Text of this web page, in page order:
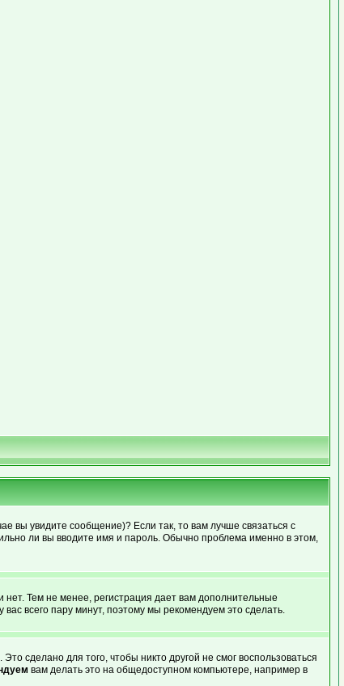
вы увидите сообщение)? Если так, то вам лучше связаться с
ли вы вводите имя и пароль. Обычно проблема именно в этом,
Тем не менее, регистрация дает вам дополнительные
всего пару минут, поэтому мы рекомендуем это сделать.
сделано для того, чтобы никто другой не смог воспользоваться
вам делать это на общедоступном компьютере, например в